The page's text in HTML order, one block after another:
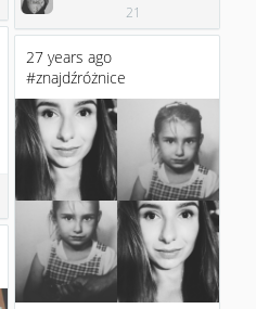
21
27 years ago
#znajdźróżnice